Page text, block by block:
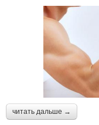
читать дальше →